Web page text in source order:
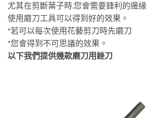
尤其在剪斷葉子時.您會需要鋒利的邊緣
使用磨刀工具可以得到好的效果。
*若可以每次使用花藝剪刀時先磨刀
*您會得到不可思議的效果。
以下我們提供幾款磨刀用銼刀